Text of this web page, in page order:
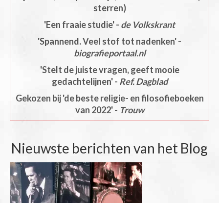
sterren)
'Een fraaie studie' - de Volkskrant
'Spannend. Veel stof tot nadenken' -
biografieportaal.nl
'Stelt de juiste vragen, geeft mooie
gedachtelijnen' - Ref. Dagblad
Gekozen bij 'de beste religie- en filosofieboeken
van 2022' - Trouw
Nieuwste berichten van het Blog